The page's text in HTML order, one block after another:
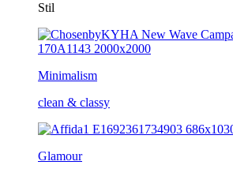
Stil
Minimalism
clean & classy
Glamour